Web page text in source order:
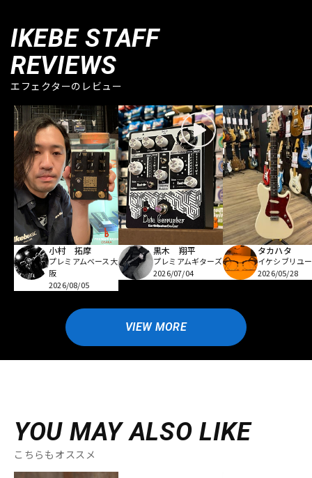
IKEBE STAFF
REVIEWS
エフェクターのレビュー
小村 拓摩
プレミアムベース大
阪
2026/08/05
黒木 翔平
プレミアムギターズ
2026/07/04
タカハタ
イケシブリユ
2026/05/28
VIEW MORE
YOU MAY ALSO LIKE
こちらもオススメ